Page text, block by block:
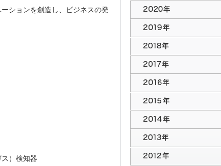
ションを創造し、ビジネスの発
）検知器
2021年のトピックス
2020年のトピックス
2019年のトピックス
2018年のトピックス
2017年のトピックス
2016年のトピックス
2015年のトピックス
2014年のトピックス
2013年のトピックス